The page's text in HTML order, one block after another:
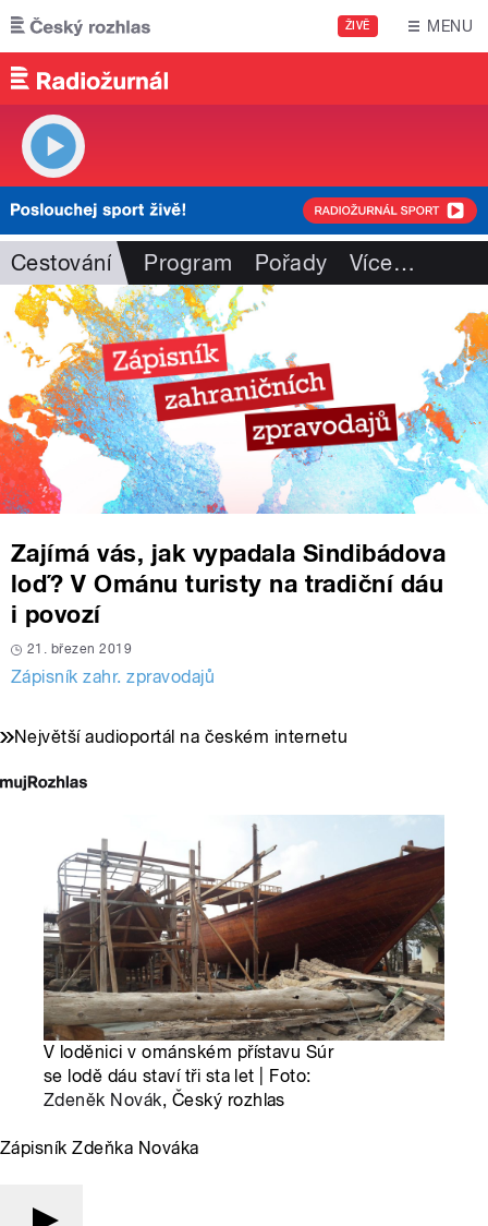
Přejít k hlavnímu obsahu
ŽIVĚ MENU
Cestování Program Pořady Více…
Zajímá vás, jak vypadala Sindibádova
loď? V Ománu turisty na tradiční dáu
i povozí
21. březen 2019
Zápisník zahr. zpravodajů
Největší audioportál na českém internetu
V loděnici v ománském přístavu Súr
se lodě dáu staví tři sta let | Foto:
Zdeněk Novák, Český rozhlas
Zápisník Zdeňka Nováka